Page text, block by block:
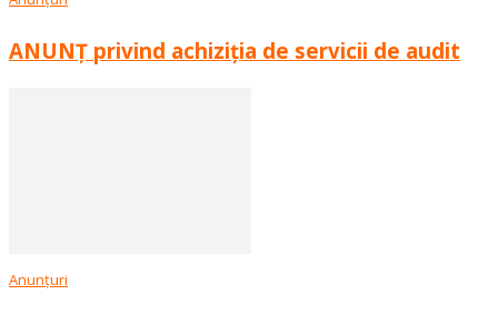
ANUNȚ privind achiziția de servicii de audit
Anunțuri